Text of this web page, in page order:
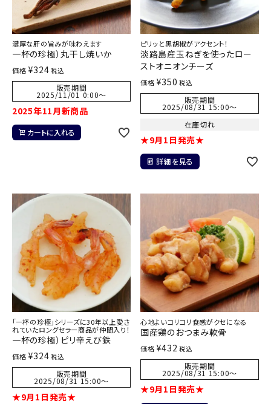
濃厚な肝の旨みが味わえます
一杯の珍極）丸干し焼いか
価格 ¥324 税込
販売期間
2025/11/01 0:00〜
2025年11月新商品
カートに入れる
ピリッと黒胡椒がアクセント！
淡路島産玉ねぎを使ったロー
ストオニオンチーズ
価格 ¥350 税込
販売期間
2025/08/31 15:00〜
在庫切れ
★9月1日発売★
詳細を見る
「一杯の珍極」シリーズに30年以上愛さ
れていたロングセラー商品が仲間入り！
一杯の珍極）ピリ辛えび鉄
価格 ¥324 税込
販売期間
2025/08/31 15:00〜
★9月1日発売★
心地よいコリコリ食感がクセになる
国産鶏のおつまみ軟骨
価格 ¥432 税込
販売期間
2025/08/31 15:00〜
★9月1日発売★